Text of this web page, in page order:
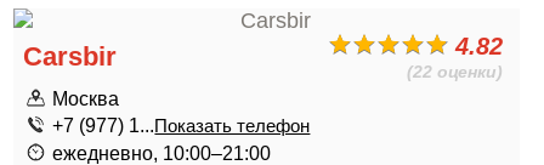
4.82
(22 оценки)
Carsbir
Москва
+7 (977) 1...Показать телефон
ежедневно, 10:00–21:00